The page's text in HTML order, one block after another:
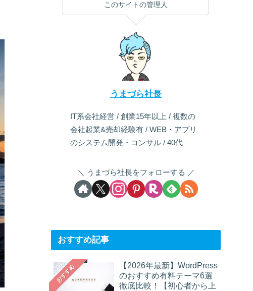
このサイトの管理人
うまづら社長
IT系会社経営 / 創業15年以上 / 複数の
会社起業&売却経験有 / WEB・アプリ
のシステム開発・コンサル / 40代
うまづら社長をフォローする
おすすめ記事
おすすめ
【2026年最新】WordPress
のおすすめ有料テーマ6選
徹底比較！【初心者から上